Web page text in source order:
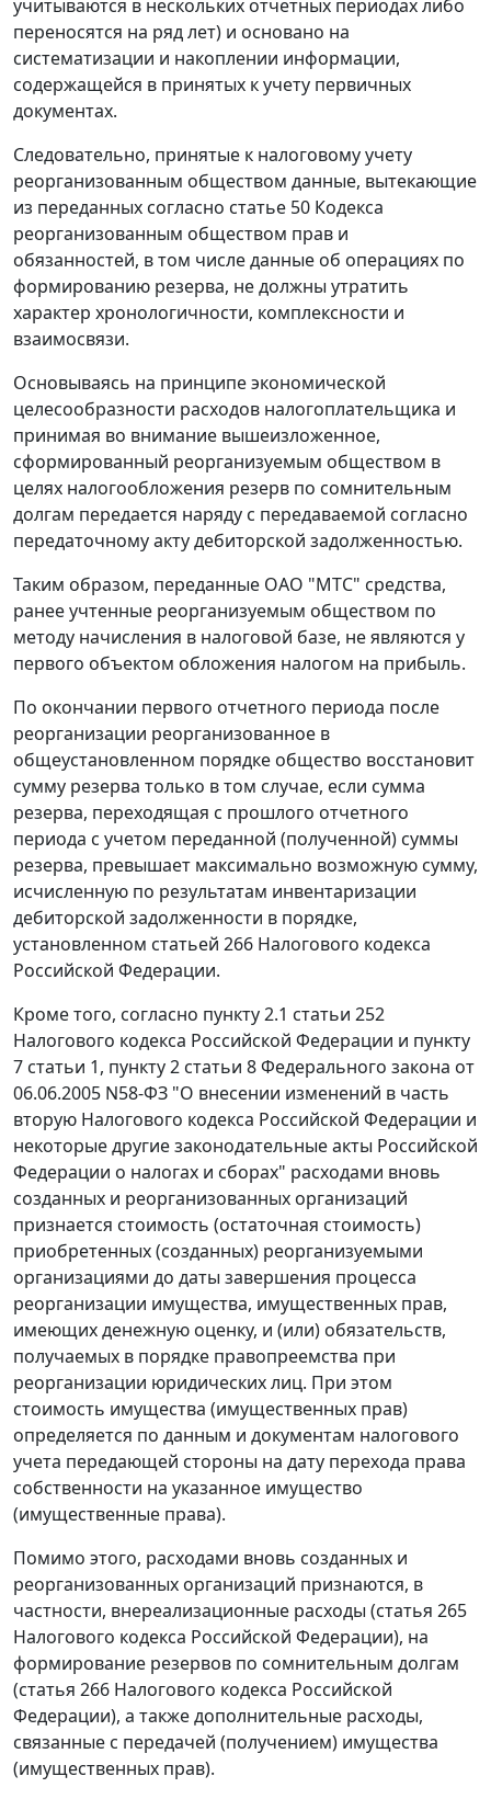
учитываются в нескольких отчетных периодах либо
переносятся на ряд лет) и основано на
систематизации и накоплении информации,
содержащейся в принятых к учету первичных
документах.
Следовательно, принятые к налоговому учету
реорганизованным обществом данные, вытекающие
из переданных согласно статье 50 Кодекса
реорганизованным обществом прав и
обязанностей, в том числе данные об операциях по
формированию резерва, не должны утратить
характер хронологичности, комплексности и
взаимосвязи.
Основываясь на принципе экономической
целесообразности расходов налогоплательщика и
принимая во внимание вышеизложенное,
сформированный реорганизуемым обществом в
целях налогообложения резерв по сомнительным
долгам передается наряду с передаваемой согласно
передаточному акту дебиторской задолженностью.
Таким образом, переданные ОАО "МТС" средства,
ранее учтенные реорганизуемым обществом по
методу начисления в налоговой базе, не являются у
первого объектом обложения налогом на прибыль.
По окончании первого отчетного периода после
реорганизации реорганизованное в
общеустановленном порядке общество восстановит
сумму резерва только в том случае, если сумма
резерва, переходящая с прошлого отчетного
периода с учетом переданной (полученной) суммы
резерва, превышает максимально возможную сумму,
исчисленную по результатам инвентаризации
дебиторской задолженности в порядке,
установленном статьей 266 Налогового кодекса
Российской Федерации.
Кроме того, согласно пункту 2.1 статьи 252
Налогового кодекса Российской Федерации и пункту
7 статьи 1, пункту 2 статьи 8Федерального закона от
06.06.2005 N58-ФЗ "О внесении изменений в часть
вторую Налогового кодекса Российской Федерации и
некоторые другие законодательные акты Российской
Федерации о налогах и сборах" расходами вновь
созданных и реорганизованных организаций
признается стоимость (остаточная стоимость)
приобретенных (созданных) реорганизуемыми
организациями до даты завершения процесса
реорганизации имущества, имущественных прав,
имеющих денежную оценку, и (или) обязательств,
получаемых в порядке правопреемства при
реорганизации юридических лиц. При этом
стоимость имущества (имущественных прав)
определяется по данным и документам налогового
учета передающей стороны на дату перехода права
собственности на указанное имущество
(имущественные права).
Помимо этого, расходами вновь созданных и
реорганизованных организаций признаются, в
частности, внереализационные расходы (статья 265
Налогового кодекса Российской Федерации), на
формирование резервов по сомнительным долгам
(статья 266 Налогового кодекса Российской
Федерации), а также дополнительные расходы,
связанные с передачей (получением) имущества
(имущественных прав).